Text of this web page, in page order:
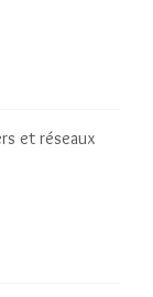
et réseaux